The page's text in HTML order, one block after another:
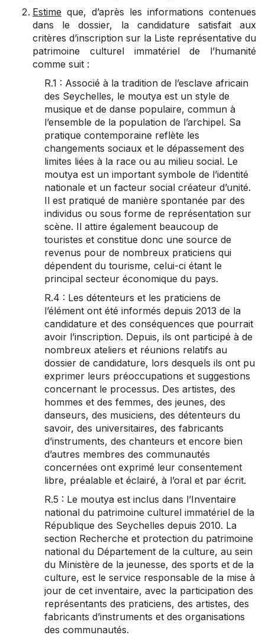
Estime que, d’après les informations contenues
dans le dossier, la candidature satisfait aux
critères d’inscription sur la Liste représentative du
patrimoine culturel immatériel de l’humanité
comme suit :
R.1 : Associé à la tradition de l’esclave africain
des Seychelles, le moutya est un style de
musique et de danse populaire, commun à
l’ensemble de la population de l’archipel. Sa
pratique contemporaine reflète les
changements sociaux et le dépassement des
limites liées à la race ou au milieu social. Le
moutya est un important symbole de l’identité
nationale et un facteur social créateur d’unité.
Il est pratiqué de manière spontanée par des
individus ou sous forme de représentation sur
scène. Il attire également beaucoup de
touristes et constitue donc une source de
revenus pour de nombreux praticiens qui
dépendent du tourisme, celui-ci étant le
principal secteur économique du pays.
R.4 : Les détenteurs et les praticiens de
l’élément ont été informés depuis 2013 de la
candidature et des conséquences que pourrait
avoir l’inscription. Depuis, ils ont participé à de
nombreux ateliers et réunions relatifs au
dossier de candidature, lors desquels ils ont pu
exprimer leurs préoccupations et suggestions
concernant le processus. Des artistes, des
hommes et des femmes, des jeunes, des
danseurs, des musiciens, des détenteurs du
savoir, des universitaires, des fabricants
d’instruments, des chanteurs et encore bien
d’autres membres des communautés
concernées ont exprimé leur consentement
libre, préalable et éclairé, à l’oral et par écrit.
R.5 : Le moutya est inclus dans l’Inventaire
national du patrimoine culturel immatériel de la
République des Seychelles depuis 2010. La
section Recherche et protection du patrimoine
national du Département de la culture, au sein
du Ministère de la jeunesse, des sports et de la
culture, est le service responsable de la mise à
jour de cet inventaire, avec la participation des
représentants des praticiens, des artistes, des
fabricants d’instruments et des organisations
des communautés.